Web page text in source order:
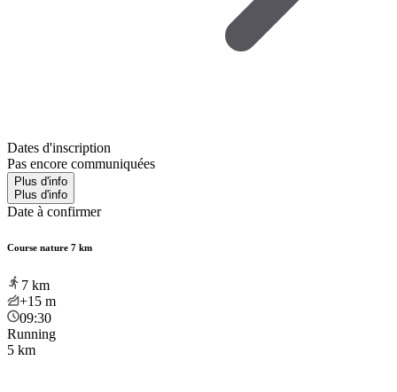
Dates d'inscription
Pas encore communiquées
Plus d'info
Plus d'info
Date à confirmer
Course nature 7 km
7 km
+15 m
09:30
Running
5 km